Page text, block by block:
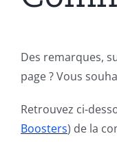
Des remarques,
page ? Vous
Retrouvez ci-
Boosters) de la